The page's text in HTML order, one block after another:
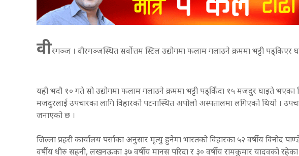
वीरगञ्ज । वीरगञ्जस्थित सर्वोत्तम स्टिल उद्योगमा फलाम गलाउने क्रममा भट्टी
यही भदौ १० गते सो उद्योगमा फलाम गलाउने क्रममा भट्टी पड्किँदा १५ मजदुर घाइते
मजदुरलाई उपचारका लागि विहारको पटनास्थित अपोलो अस्पतालमा लगिएको थियो ।
जनाएको छ ।
जिल्ला प्रहरी कार्यालय पर्साका अनुसार मृत्यु हुनेमा भारतको विहारका ५२ वर्षीय विनोद
वर्षीय धीरु सहनी, लखनऊका ३७ वर्षीय मानस परिदा र ३० वर्षीय रामकुमार यादवको